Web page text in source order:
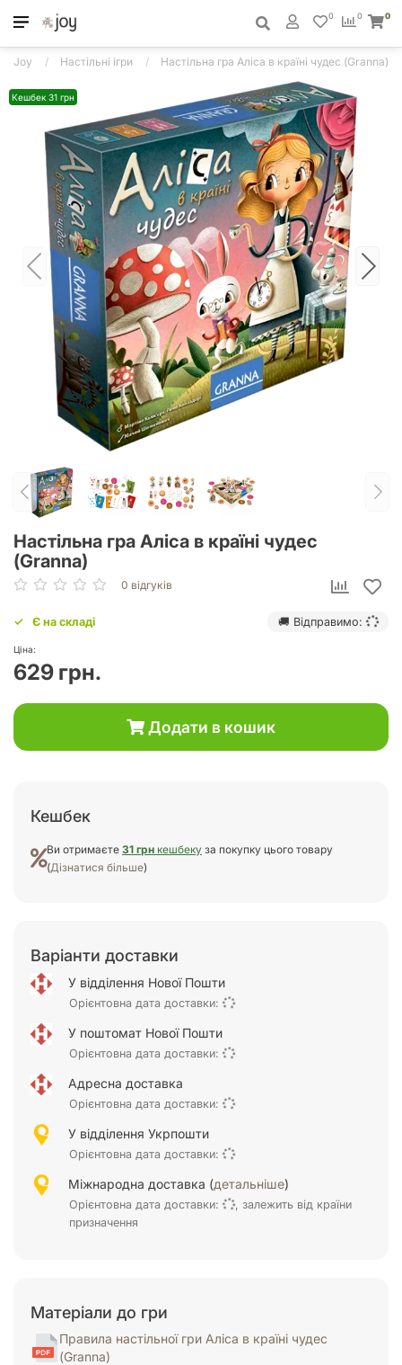
0
0 0
Joy Настільні ігри Настільна гра Аліса в країні чудес (Granna)
Кешбек 31 грн
Настільна гра Аліса в країні чудес
(Granna)
0 відгуків
Є на складі 🚚 Відправимо:
Ціна:
629 грн.
Додати в кошик
Кешбек
Ви отримаєте 31 грн кешбеку за покупку цього товару
(Дізнатися більше)
Варіанти доставки
У відділення Нової Пошти
Орієнтовна дата доставки:
У поштомат Нової Пошти
Орієнтовна дата доставки:
Адресна доставка
Орієнтовна дата доставки:
У відділення Укрпошти
Орієнтовна дата доставки:
Міжнародна доставка (детальніше)
Орієнтовна дата доставки:
, залежить від країни
призначення
Матеріали до гри
Правила настільної гри Аліса в країні чудес
(Granna)